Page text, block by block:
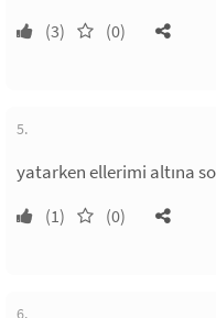
(3) (0)
5.
yatarken ellerimi altına
(1) (0)
6.